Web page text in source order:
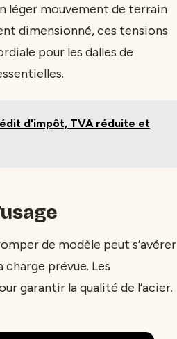
léger mouvement de terrain
dimensionné, ces tensions
pour les dalles de
d'impôt, TVA réduite et
de modèle peut s’avérer
charge prévue. Les
garantir la qualité de l’acier.